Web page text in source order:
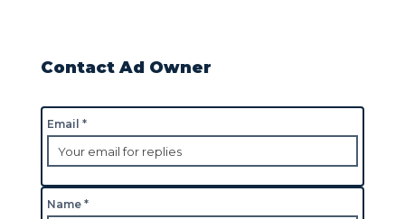
Contact Ad Owner
Email *
Name *